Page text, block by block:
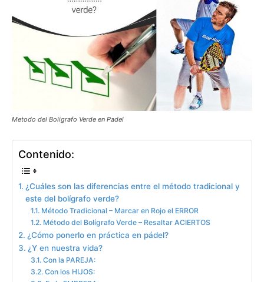
Metodo del Boligrafo Verde en Padel
Contenido:
¿Cuáles son las diferencias entre el método tradicional y
este del bolígrafo verde?
Método Tradicional – Marcar en Rojo el ERROR
Método del Bolígrafo Verde – Resaltar ACIERTOS
¿Cómo ponerlo en práctica en pádel?
¿Y en nuestra vida?
Con la PAREJA:
Con los HIJOS: